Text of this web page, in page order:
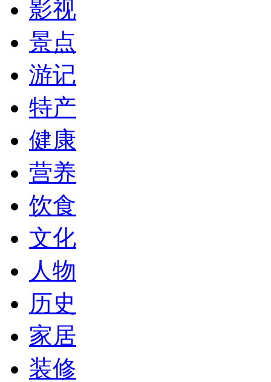
影视
景点
游记
特产
健康
营养
饮食
文化
人物
历史
家居
装修